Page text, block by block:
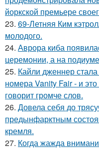
йоркской премьере
23. 69-Летняя Ким
молодого.
24. Аврора киба
церемонии, а на
25. Кайли дженнер
номера Vanity Fair - и это
говорит громче слов.
26. Довела себя до
предынфарктным
кремля.
27. Когда жажда